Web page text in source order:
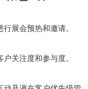
展会预热和邀请。
关注度和参与度。